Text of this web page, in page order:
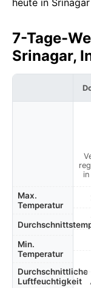
heute in
7-Tage-
Srinagar,
Max.
Temperatur
Min.
Temperatur
Durchschnittliche
Luftfeuchtigkeit